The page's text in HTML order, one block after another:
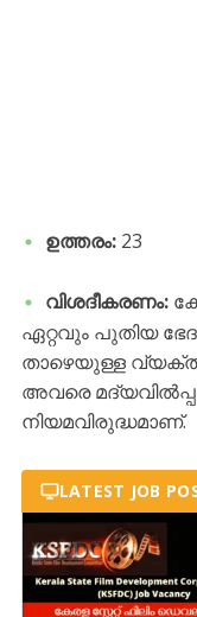
ഉത്തരം:23
വിശദീകരണം:
ഏറ്റവും പുതിയ
താഴെയുള്ള
അവരെ
നിയമവിരുദ്ധമാണ്.
LATEST JOB